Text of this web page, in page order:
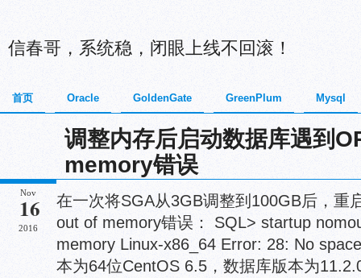
信春哥，系统稳，闭眼上线不回滚！
首页 Oracle GoldenGate GreenPlum Mysql
调整内存后启动数据库遇到
memory错误
Nov
16
2016
在一次将SGA从3GB调整到100GB后，重
out of memory错误： SQL> startup
memory Linux-x86_64 Error: 28: No
本为64位CentOS 6.5，数据库版本为